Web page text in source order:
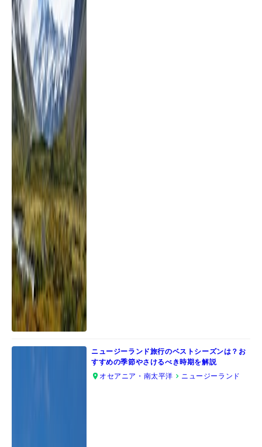
ニュージーランド旅行のベストシーズンは？お
すすめの季節やさけるべき時期を解説
オセアニア・南太平洋
ニュージーランド